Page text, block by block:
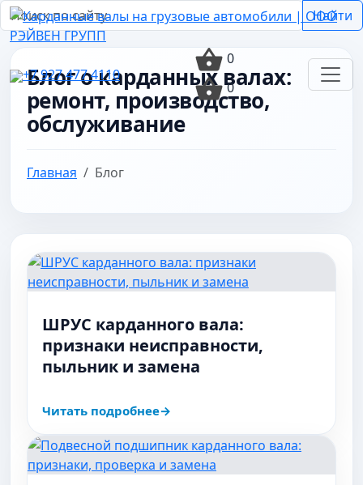
+7 927 477 4110
0
0
Найти
Блог о карданных валах:
ремонт, производство,
обслуживание
Главная Блог
ШРУС карданного вала:
признаки неисправности,
пыльник и замена
Читать подробнее